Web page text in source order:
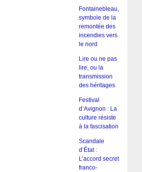
Fontainebleau,
symbole de la
remontée des
incendies vers
le nord
Lire ou ne pas
lire, ou la
transmission
des héritages
Festival
d’Avignon : La
culture résiste
à la fascisation
Scandale
d’État :
L’accord secret
franco-